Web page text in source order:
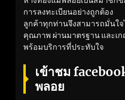
การลงทะเบียนอย่างถูกต้อง
ลูกค้าทุกท่านจึงสามารถมั่นใ
คุณภาพ ผ่านมาตรฐาน และเ
พร้อมบริการที่ประทับใจ
เข้าชม
พลอย